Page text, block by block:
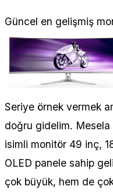
Güncel en gelişmiş
Seriye örnek vermek
doğru gidelim. Mesela
isimli monitör 49 inç,
OLED panele sahip
çok büyük, hem de